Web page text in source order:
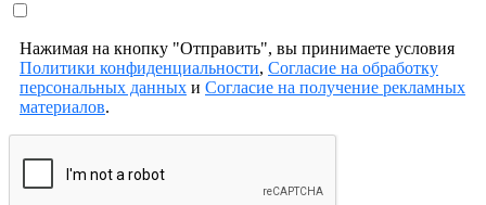
Нажимая на кнопку "Отправить", вы принимаете условия
Политики конфиденциальности, Согласие на обработку
персональных данных и Согласие на получение рекламных
материалов.